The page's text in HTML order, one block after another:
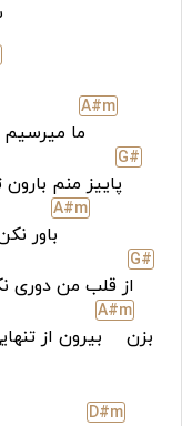
A#m
ما میرسیم
G#
پاییز منم بارون
A#m
باور
G#
از قلب من دوری
بزن
A#m
بیرون از
D#m